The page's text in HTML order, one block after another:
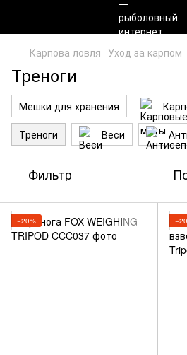
Карпова ловля Уход за карпом
Треноги
Мешки для хранения
Треноги
Веси
Фильтр
−20%